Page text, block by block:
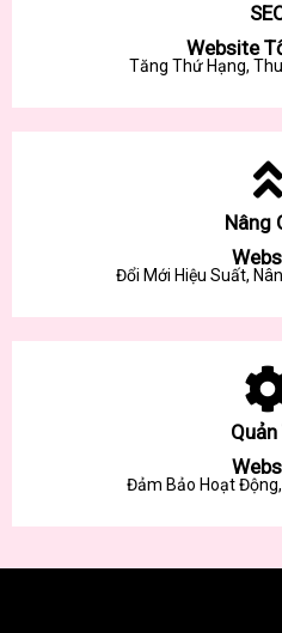
Website
Tăng Thứ Hạng,
Nâng
Đổi Mới Hiệu Suất,
Quản
Đảm Bảo Hoạt